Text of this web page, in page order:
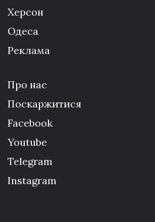
Херсон
Одеса
Реклама
Про нас
Поскаржитися
Facebook
Youtube
Telegram
Instagram